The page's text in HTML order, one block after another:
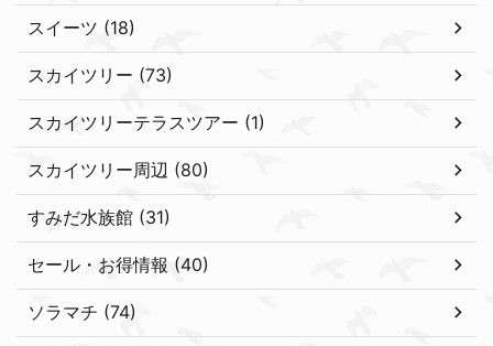
スイーツ (18)
スカイツリー (73)
スカイツリーテラスツアー (1)
スカイツリー周辺 (80)
すみだ水族館 (31)
セール・お得情報 (40)
ソラマチ (74)